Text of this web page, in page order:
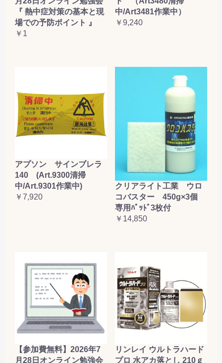
『 熱中症対策の基本と現
場での予防ポイント 』
￥1
中/Art3481作業中）
￥9,240
アプソン サインブレラ
140 (Art.9300清掃
中/Art.9301作業中)
￥7,920
クリアライト工業 ウロ
コバスター 450g×3個
専用ﾊﾟｯﾄﾞ3枚付
￥14,850
【参加費無料】2026年7
月28日オンライン勉強会
リンレイ ウルトラハード
プロ 水アカ落とし 210ｇ